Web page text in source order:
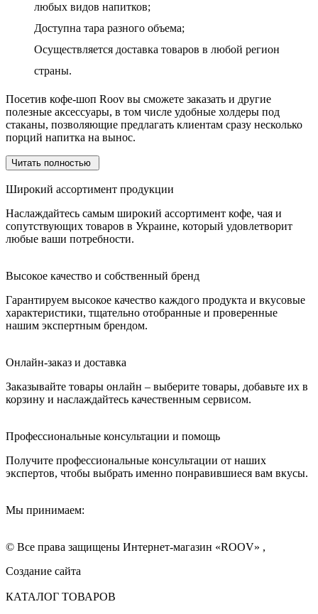
любых видов напитков;
Доступна тара разного объема;
Осуществляется доставка товаров в любой регион
страны.
Посетив кофе-шоп Roov вы сможете заказать и другие
полезные аксессуары, в том числе удобные холдеры под
стаканы, позволяющие предлагать клиентам сразу несколько
порций напитка на вынос.
Читать полностью
Широкий ассортимент продукции
Наслаждайтесь самым широкий ассортимент кофе, чая и
сопутствующих товаров в Украине, который удовлетворит
любые ваши потребности.
Высокое качество и собственный бренд
Гарантируем высокое качество каждого продукта и вкусовые
характеристики, тщательно отобранные и проверенные
нашим экспертным брендом.
Онлайн-заказ и доставка
Заказывайте товары онлайн – выберите товары, добавьте их в
корзину и наслаждайтесь качественным сервисом.
Профессиональные консультации и помощь
Получите профессиональные консультации от наших
экспертов, чтобы выбрать именно понравившиеся вам вкусы.
Мы принимаем:
© Все права защищены Интернет-магазин «ROOV» ,
Создание сайта
КАТАЛОГ ТОВАРОВ